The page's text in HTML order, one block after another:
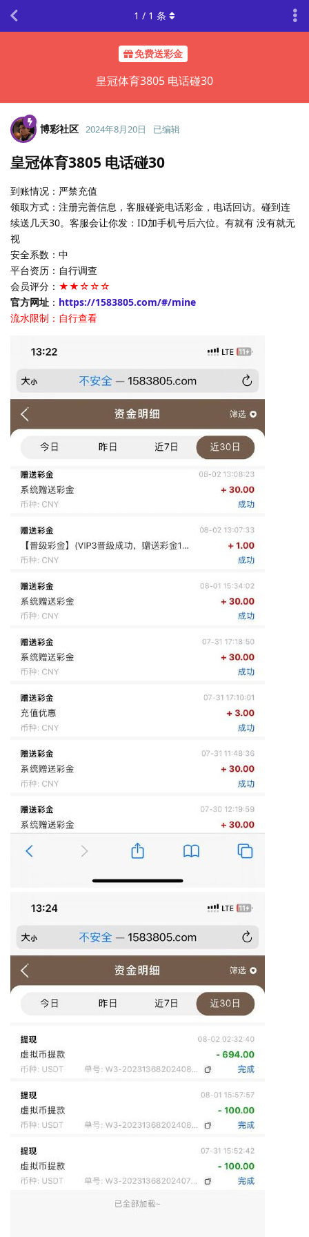
免费送彩金
皇冠体育3805 电话碰30
1 / 1 条
博彩社区 2024年8月20日 已编辑
皇冠体育3805 电话碰30
到账情况：严禁充值
领取方式：注册完善信息，客服碰瓷电话彩金，电话回访。碰到连
续送几天30。客服会让你发：ID加手机号后六位。有就有 没有就无
视
安全系数：中
平台资历：自行调查
会员评分： ★★☆☆☆
官方网址 ： https://1583805.com/#/mine
流水限制：自行查看